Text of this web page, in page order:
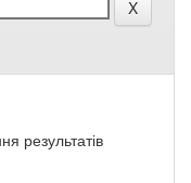
результатів